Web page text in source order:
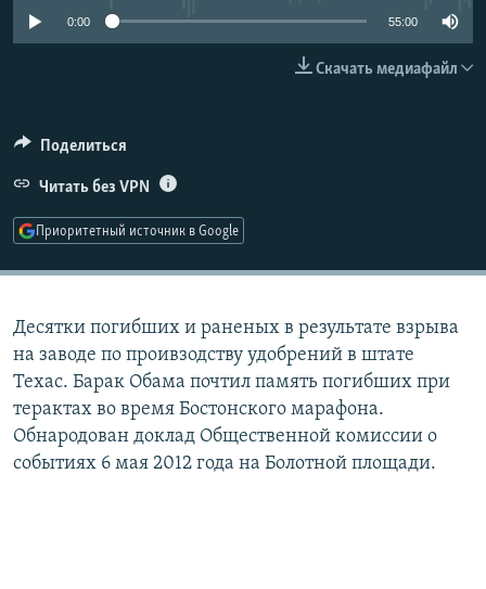
РАСПИСАНИЕ ВЕЩАНИЯ
0:00 55:00
Скачать медиафайл
Поделиться
Читать без VPN
Приоритетный источник в Google
Десятки погибших и раненых в результате взрыва
на заводе по проивзодству удобрений в штате
Техас. Барак Обама почтил память погибших при
терактах во время Бостонского марафона.
Обнародован доклад Общественной комиссии о
событиях 6 мая 2012 года на Болотной площади.